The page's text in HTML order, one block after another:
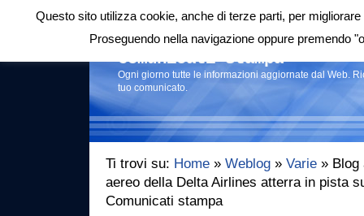
Login|RSS |
Comunicati stampa
Ogni giorno tutte le informazioni aggiornate dal Web.
tuo comunicato.
Ti trovi su: Home » Weblog » Varie » Blog
aereo della Delta Airlines atterra in pista
Comunicati stampa
Questo sito utilizza cookie, anche di terze parti, per
Proseguendo nella navigazione oppure premendo